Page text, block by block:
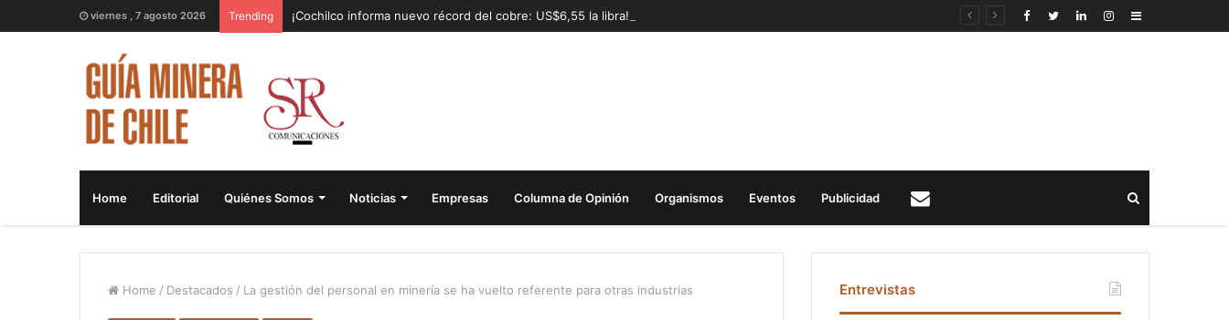
viernes , 7 agosto 2026 Trending ¡Cochilco informa nuevo récord del cobre: US$6,55 la libra! Sidebar
Home Editorial Quiénes Somos Noticias Empresas Columna de Opinión Organismos Eventos Publicidad
Home / Destacados / La gestión del personal en minería se ha vuelto referente para otras industrias Entrevistas